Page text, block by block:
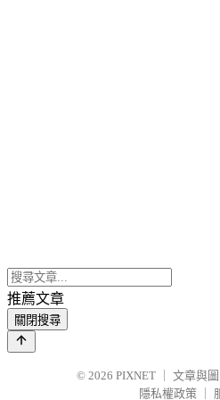
推薦文章
關閉搜尋
© 2026 PIXNET
文章與
隱私權政策